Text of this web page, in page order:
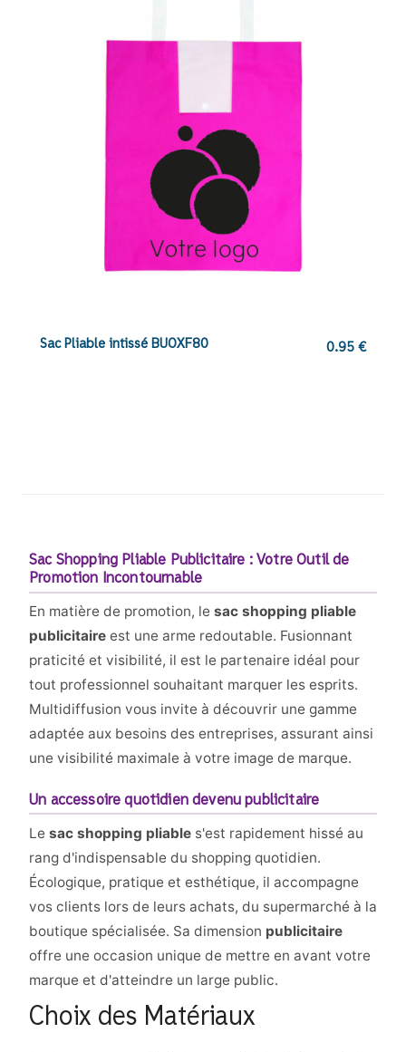
Sac Pliable intissé BUOXF80 0.95 €
Sac Shopping Pliable Publicitaire : Votre Outil de
Promotion Incontournable
En matière de promotion, le sac shopping pliable
publicitaire est une arme redoutable. Fusionnant
praticité et visibilité, il est le partenaire idéal pour
tout professionnel souhaitant marquer les esprits.
Multidiffusion vous invite à découvrir une gamme
adaptée aux besoins des entreprises, assurant ainsi
une visibilité maximale à votre image de marque.
Un accessoire quotidien devenu publicitaire
Le sac shopping pliable s'est rapidement hissé au
rang d'indispensable du shopping quotidien.
Écologique, pratique et esthétique, il accompagne
vos clients lors de leurs achats, du supermarché à la
boutique spécialisée. Sa dimension publicitaire
offre une occasion unique de mettre en avant votre
marque et d'atteindre un large public.
Choix des Matériaux